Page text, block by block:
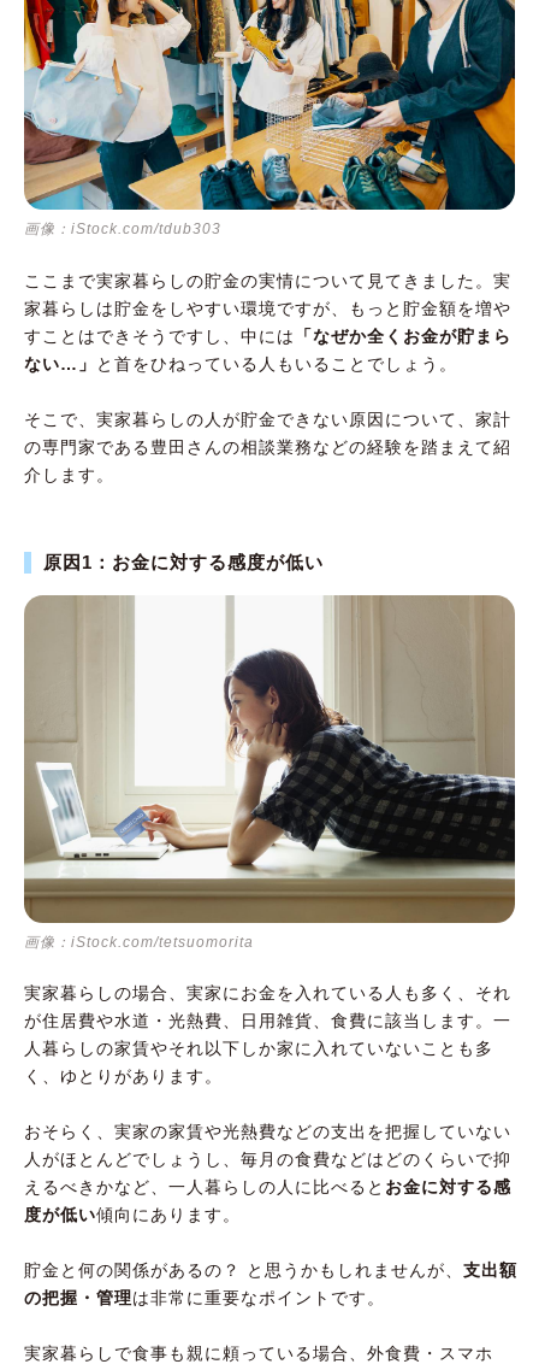
画像：iStock.com/tdub303
ここまで実家暮らしの貯金の実情について見てきました。実
家暮らしは貯金をしやすい環境ですが、もっと貯金額を増や
すことはできそうですし、中には
「なぜか全くお金が貯まら
ない…」
と首をひねっている人もいることでしょう。
そこで、実家暮らしの人が貯金できない原因について、家計
の専門家である豊田さんの相談業務などの経験を踏まえて紹
介します。
原因1：お金に対する感度が低い
画像：iStock.com/tetsuomorita
実家暮らしの場合、実家にお金を入れている人も多く、それ
が住居費や水道・光熱費、日用雑貨、食費に該当します。一
人暮らしの家賃やそれ以下しか家に入れていないことも多
く、ゆとりがあります。
おそらく、実家の家賃や光熱費などの支出を把握していない
人がほとんどでしょうし、毎月の食費などはどのくらいで抑
えるべきかなど、一人暮らしの人に比べると お金に対する感
度が低い傾向にあります。
貯金と何の関係があるの？ と思うかもしれませんが、 支出額
の把握・管理は非常に重要なポイントです。
実家暮らしで食事も親に頼っている場合、外食費・スマホ